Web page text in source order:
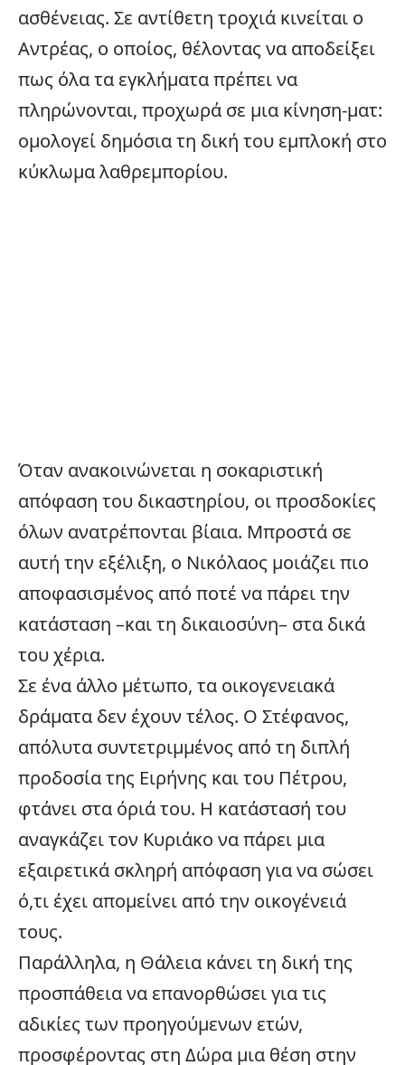
ασθένειας. Σε αντίθετη τροχιά κινείται ο
Αντρέας, ο οποίος, θέλοντας να αποδείξει
πως όλα τα εγκλήματα πρέπει να
πληρώνονται, προχωρά σε μια κίνηση-ματ:
ομολογεί δημόσια τη δική του εμπλοκή στο
κύκλωμα λαθρεμπορίου.
Όταν ανακοινώνεται η σοκαριστική
απόφαση του δικαστηρίου, οι προσδοκίες
όλων ανατρέπονται βίαια. Μπροστά σε
αυτή την εξέλιξη, ο Νικόλαος μοιάζει πιο
αποφασισμένος από ποτέ να πάρει την
κατάσταση –και τη δικαιοσύνη– στα δικά
του χέρια.
Σε ένα άλλο μέτωπο, τα οικογενειακά
δράματα δεν έχουν τέλος. Ο Στέφανος,
απόλυτα συντετριμμένος από τη διπλή
προδοσία της Ειρήνης και του Πέτρου,
φτάνει στα όριά του. Η κατάστασή του
αναγκάζει τον Κυριάκο να πάρει μια
εξαιρετικά σκληρή απόφαση για να σώσει
ό,τι έχει απομείνει από την οικογένειά
τους.
Παράλληλα, η Θάλεια κάνει τη δική της
προσπάθεια να επανορθώσει για τις
αδικίες των προηγούμενων ετών,
προσφέροντας στη Δώρα μια θέση στην